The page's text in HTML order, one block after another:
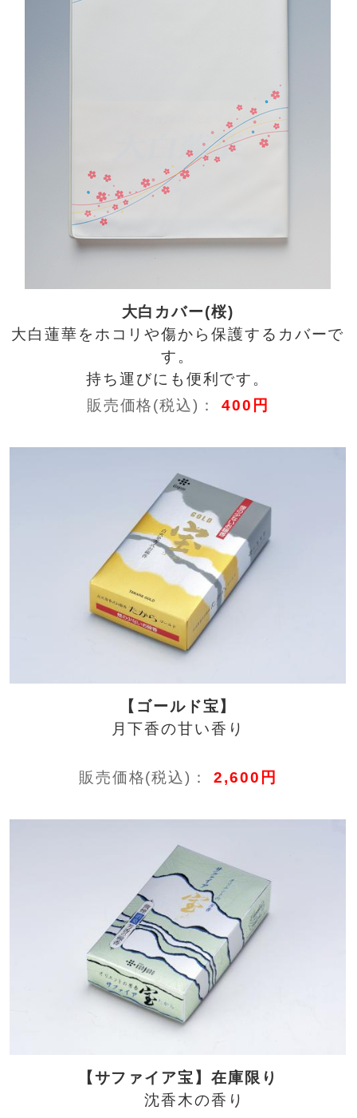
大白カバー(桜)
大白蓮華をホコリや傷から保護するカバーで
す。
持ち運びにも便利です。
販売価格(税込)： 400円
【ゴールド宝】
月下香の甘い香り
販売価格(税込)：2,600円
【サファイア宝】在庫限り
沈香木の香り